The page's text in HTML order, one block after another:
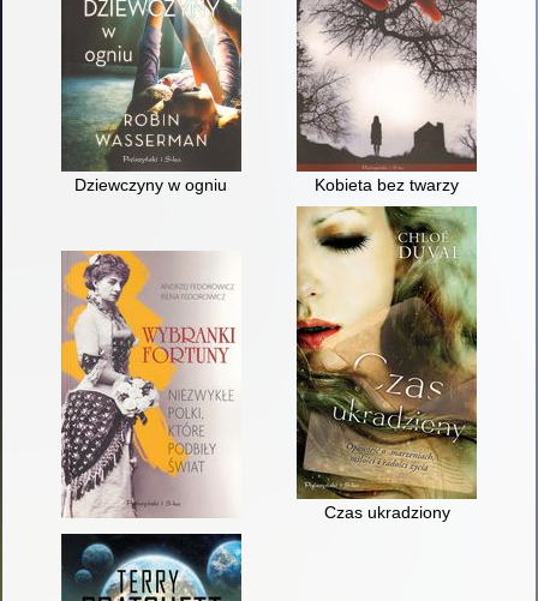
Dziewczyny w ogniu Kobieta bez twarzy
Czas ukradziony